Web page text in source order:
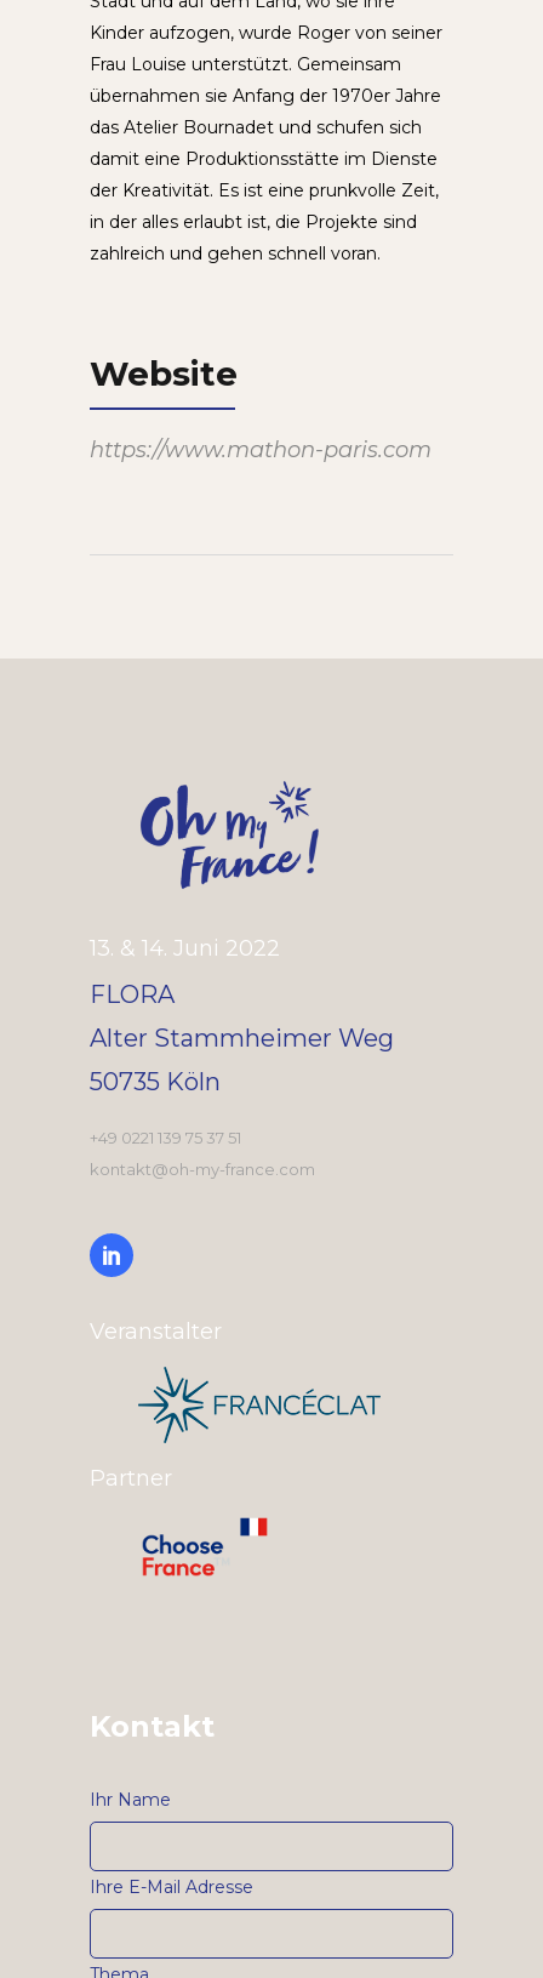
Kinder aufzogen, wurde Roger von seiner
Frau Louise unterstützt. Gemeinsam
übernahmen sie Anfang der 1970er Jahre
das Atelier Bournadet und schufen sich
damit eine Produktionsstätte im Dienste
der Kreativität. Es ist eine prunkvolle Zeit,
in der alles erlaubt ist, die Projekte sind
zahlreich und gehen schnell voran.
Website
https://www.mathon-paris.com
13. & 14. Juni 2022
FLORA
Alter Stammheimer Weg
50735 Köln
+49 0221 139 75 37 51
kontakt@oh-my-france.com
Veranstalter
Partner
Kontakt
Ihr Name
Ihre E-Mail Adresse